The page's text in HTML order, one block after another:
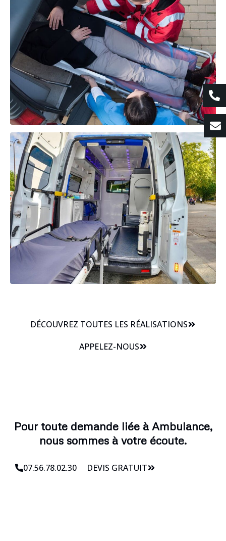
DÉCOUVREZ TOUTES LES RÉALISATIONS
APPELEZ-NOUS
Pour toute demande liée à Ambulance,
nous sommes à votre écoute.
07.56.78.02.30 DEVIS GRATUIT